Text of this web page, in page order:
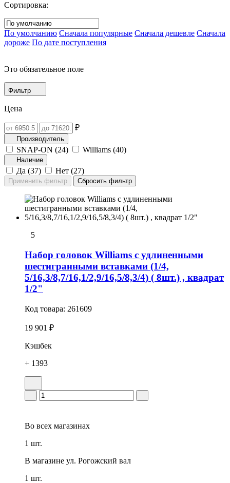
Сортировка:
По умолчанию Сначала популярные Сначала дешевле Сначала
дороже По дате поступления
Это обязательное поле
Фильтр
Цена
₽
Производитель
SNAP-ON (24) Williams (40)
Наличие
Да (37) Нет (27)
5
Набор головок Williams с удлиненными
шестигранными вставками (1/4,
5/16,3/8,7/16,1/2,9/16,5/8,3/4) ( 8шт.) , квадрат
1/2"
Код товара: 261609
19 901 ₽
Кэшбек
+ 1393
Во всех магазинах
1 шт.
В магазине ул. Рогожский вал
1 шт.